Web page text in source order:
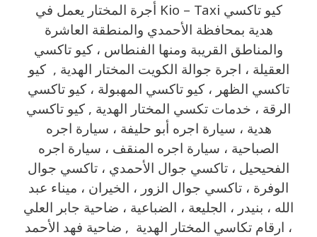
كيو تاكسي Kio – Taxi أجرة المختار يعمل في
هدية بمحافظة الأحمدي والمنطقة العاشرة
والمناطق القريبة ‎ومنها الفنطاس ، كيو تاكسي
العقيلة ، اجرة جوالة الكويت المختار الهدية , كيو
تاكسي الظهر ، كيو تاكسي المهبولة ، كيو تاكسي
الرقة ، خدمات تكسي المختار الهدية , كيو تاكسي
هدية ، سيارة اجره أبو حليفة ، سيارة اجره
الصباحية ، سيارة اجره المنقف ، سيارة اجره
الفحيحيل ، تاكسي جوال الأحمدي ، تاكسي جوال
الوفرة ، تاكسي جوال الزور ، الخيران ، ميناء عبد
الله ، بنيدر ، الجليعة ، الضباعية ، ضاحية جابر العلي
، ارقام تكاسي المختار الهدية , ضاحية فهد الأحمد